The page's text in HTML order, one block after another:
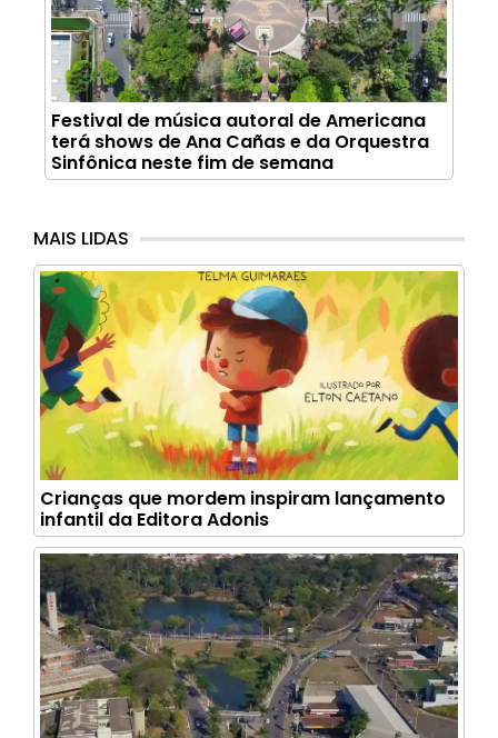
Festival de música autoral de Americana
terá shows de Ana Cañas e da Orquestra
Sinfônica neste fim de semana
MAIS LIDAS
Crianças que mordem inspiram lançamento
infantil da Editora Adonis